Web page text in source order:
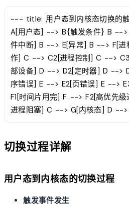
--- title: 用户态到内核态切换的
A[用户态] --> B{触发条件} B --
件中断] B --> E[异常] B --> F[进
作] C --> C2[进程控制] C -->
部设备] D --> D2[定时器] D -->
序错误] E --> E2[页错误] E -->
F1[时间片用完] F --> F2[高优先
进程阻塞] C --> G[内核态] D --
切换过程详解
用户态到内核态的切换过程
触发事件发生